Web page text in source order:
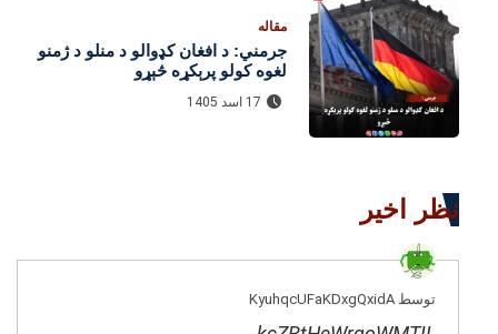
مقاله
جرمني: د افغان کډوالو د منلو د ژمنو
لغوه کولو پرېکړه څېړو
17 اسد 1405
نظر اخیر
توسط KyuhqcUFaKDxgQxidA